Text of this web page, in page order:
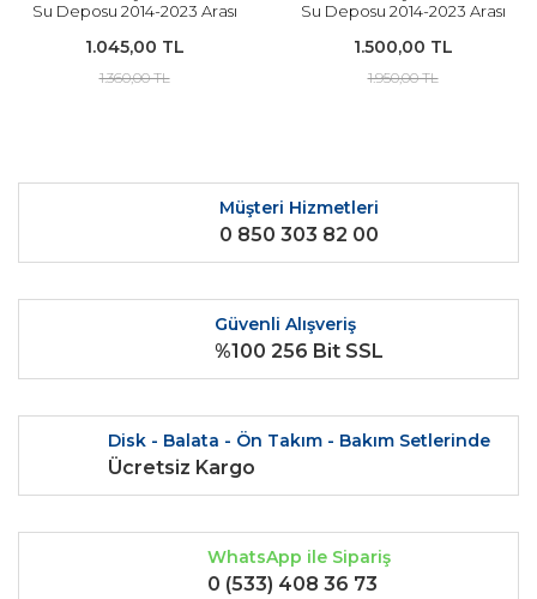
Su Deposu 2014-2023 Arası
1.045,00 TL
1.360,00 TL
Su Deposu 2014-2023 Arası
1.500,00 TL
1.950,00 TL
Müşteri Hizmetleri
0 850 303 82 00
Güvenli Alışveriş
%100 256 Bit SSL
Disk - Balata - Ön Takım - Bakım Setlerinde
Ücretsiz Kargo
WhatsApp ile Sipariş
0 (533) 408 36 73